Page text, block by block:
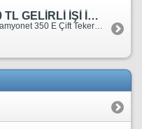
AYLIK 4.000 TL GELİRLİ İŞİ İLE BİRLİKTE SATILIKTIR.